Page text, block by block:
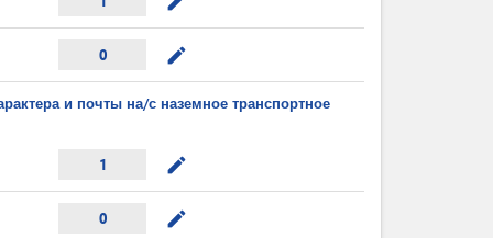
0 mode_edit
и почты на/с наземное транспортное
1 mode_edit
0 mode_edit